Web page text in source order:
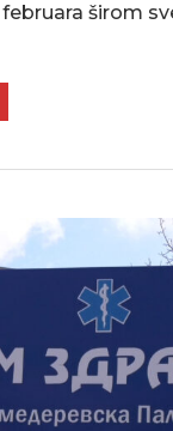
širom